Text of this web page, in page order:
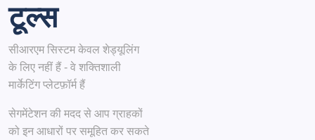
टूल्स
सीआरएम सिस्टम केवल शेड्यूलिंग
के लिए नहीं हैं - वे शक्तिशाली
मार्केटिंग प्लेटफ़ॉर्म हैं
सेगमेंटेशन की मदद से आप ग्राहकों
को इन आधारों पर समूहित कर सकते